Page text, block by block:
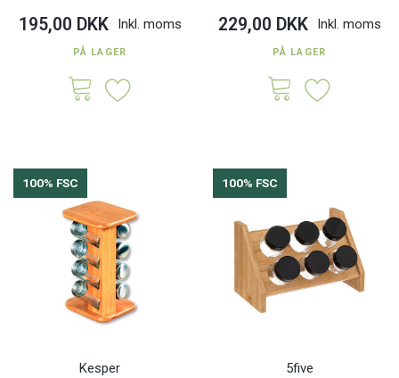
195,00 DKK Inkl. moms
PÅ LAGER
229,00 DKK Inkl. moms
PÅ LAGER
100% FSC
Kesper
100% FSC
5five